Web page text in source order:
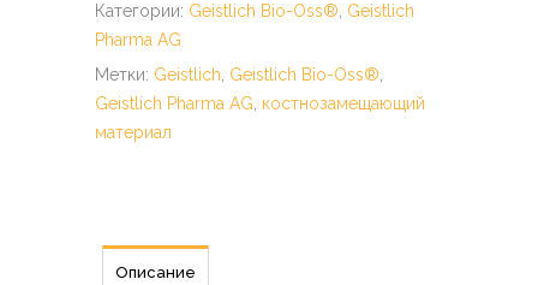
Категории: Geistlich Bio-Oss® Geistlich
Pharma AG
Метки: Geistlich Geistlich Bio-Oss®
Geistlich Pharma AG костнозамещающий
материал
Описание